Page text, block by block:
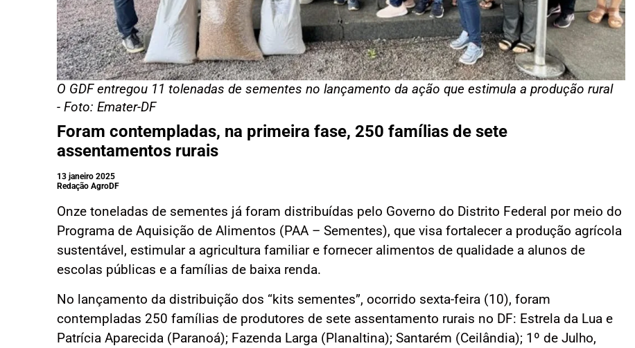
O GDF entregou 11 tolenadas de sementes no lançamento da ação que estimula a produção rural
- Foto: Emater-DF
Foram contempladas, na primeira fase, 250 famílias de sete
assentamentos rurais
13 janeiro 2025
Redação AgroDF
Onze toneladas de sementes já foram distribuídas pelo Governo do Distrito Federal por meio do
Programa de Aquisição de Alimentos (PAA – Sementes), que visa fortalecer a produção agrícola
sustentável, estimular a agricultura familiar e fornecer alimentos de qualidade a alunos de
escolas públicas e a famílias de baixa renda.
No lançamento da distribuição dos “kits sementes”, ocorrido sexta-feira (10), foram
contempladas 250 famílias de produtores de sete assentamento rurais no DF: Estrela da Lua e
Patrícia Aparecida (Paranoá); Fazenda Larga (Planaltina); Santarém (Ceilândia); 1º de Julho,